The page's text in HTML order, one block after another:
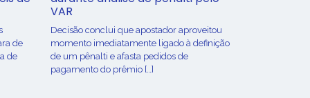
de
de
VAR
Decisão conclui que apostador aproveitou
momento imediatamente ligado à definição
de um pênalti e afasta pedidos de
pagamento do prêmio […]